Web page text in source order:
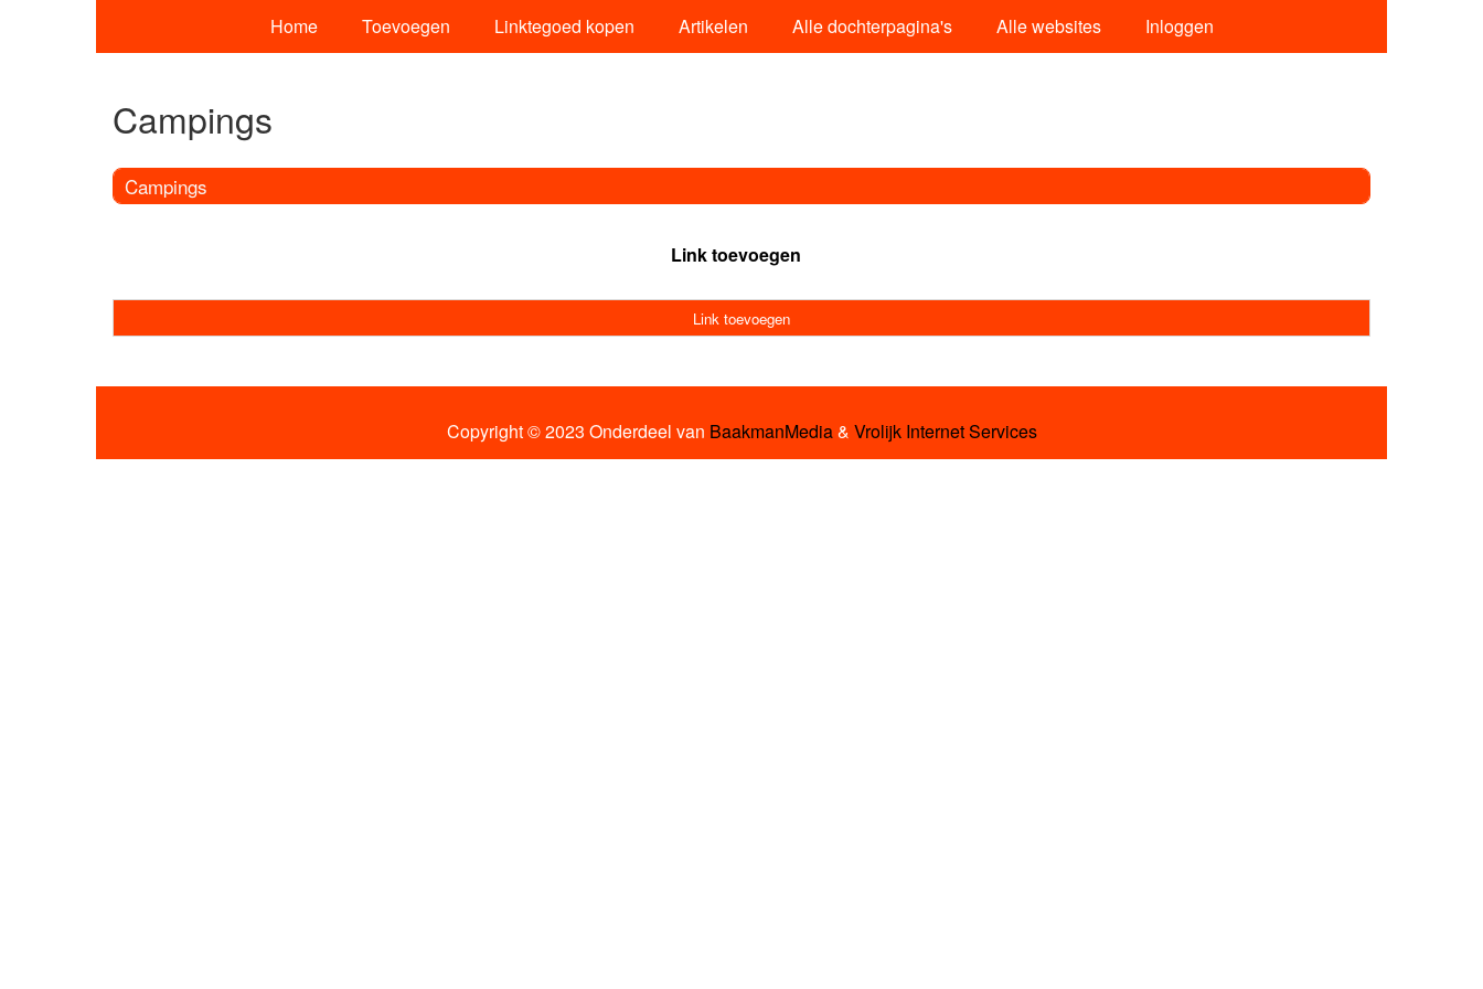
Home Toevoegen Linktegoed kopen Artikelen Alle dochterpagina's Alle websites Inloggen
Campings
Campings
Link toevoegen
Link toevoegen
Copyright © 2023 Onderdeel van BaakmanMedia& Vrolijk Internet Services